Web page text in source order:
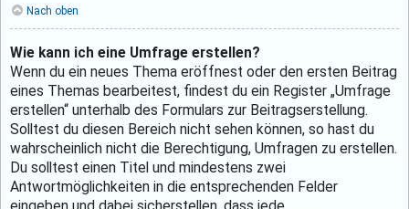
Nach oben
Wie kann ich eine Umfrage erstellen?
Wenn du ein neues Thema eröffnest oder den ersten Beitrag
eines Themas bearbeitest, findest du ein Register „Umfrage
erstellen“ unterhalb des Formulars zur Beitragserstellung.
Solltest du diesen Bereich nicht sehen können, so hast du
wahrscheinlich nicht die Berechtigung, Umfragen zu erstellen.
Du solltest einen Titel und mindestens zwei
Antwortmöglichkeiten in die entsprechenden Felder